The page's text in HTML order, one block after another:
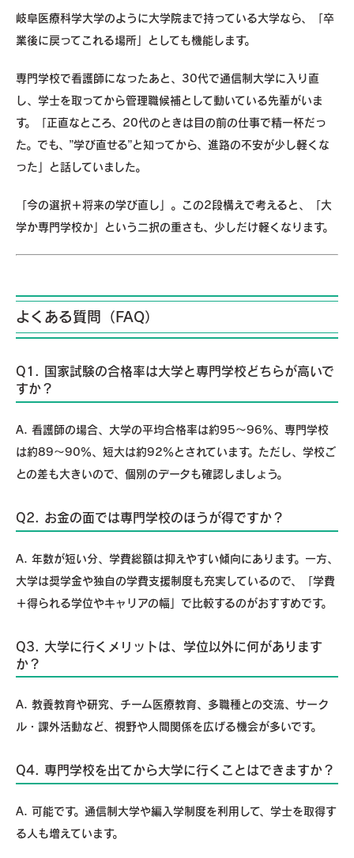
岐阜医療科学大学のように大学院まで持っている大学なら、「卒
業後に戻ってこれる場所」としても機能します。
専門学校で看護師になったあと、30代で通信制大学に入り直
し、学士を取ってから管理職候補として動いている先輩がいま
す。「正直なところ、20代のときは目の前の仕事で精一杯だっ
た。でも、”学び直せる”と知ってから、進路の不安が少し軽くな
った」と話していました。
「今の選択＋将来の学び直し」。この2段構えで考えると、「大
学か専門学校か」という二択の重さも、少しだけ軽くなります。
よくある質問（FAQ）
Q1. 国家試験の合格率は大学と専門学校どちらが高いで
すか？
A. 看護師の場合、大学の平均合格率は約95～96％、専門学校
は約89～90％、短大は約92％とされています。ただし、学校ご
との差も大きいので、個別のデータも確認しましょう。
Q2. お金の面では専門学校のほうが得ですか？
A. 年数が短い分、学費総額は抑えやすい傾向にあります。一方、
大学は奨学金や独自の学費支援制度も充実しているので、「学費
＋得られる学位やキャリアの幅」で比較するのがおすすめです。
Q3. 大学に行くメリットは、学位以外に何があります
か？
A. 教養教育や研究、チーム医療教育、多職種との交流、サーク
ル・課外活動など、視野や人間関係を広げる機会が多いです。
Q4. 専門学校を出てから大学に行くことはできますか？
A. 可能です。通信制大学や編入学制度を利用して、学士を取得す
る人も増えています。